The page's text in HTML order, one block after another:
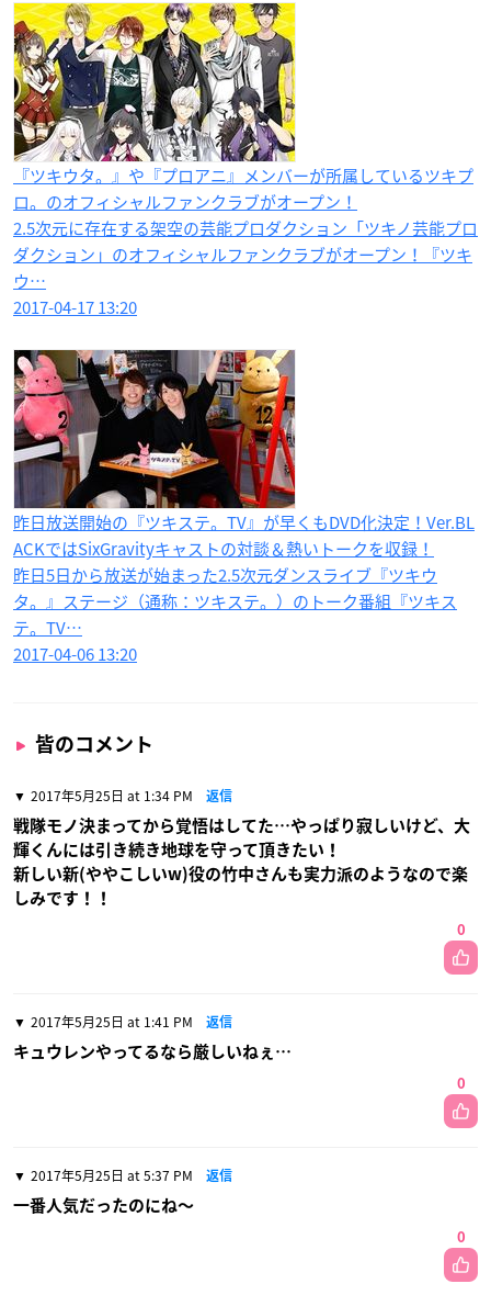
『ツキウタ。』や『プロアニ』メンバーが所属しているツキプ
ロ。のオフィシャルファンクラブがオープン！
2.5次元に存在する架空の芸能プロダクション「ツキノ芸能プロ
ダクション」のオフィシャルファンクラブがオープン！『ツキ
ウ…
2017-04-17 13:20
昨日放送開始の『ツキステ。TV』が早くもDVD化決定！Ver.BL
ACKではSixGravityキャストの対談＆熱いトークを収録！
昨日5日から放送が始まった2.5次元ダンスライブ『ツキウ
タ。』ステージ（通称：ツキステ。）のトーク番組『ツキス
テ。TV…
2017-04-06 13:20
皆のコメント
2017年5月25日 at 1:34 PM 返信
戦隊モノ決まってから覚悟はしてた…やっぱり寂しいけど、大
輝くんには引き続き地球を守って頂きたい！
新しい新(ややこしいw)役の竹中さんも実力派のようなので楽
しみです！！
0
2017年5月25日 at 1:41 PM 返信
キュウレンやってるなら厳しいねぇ…
0
2017年5月25日 at 5:37 PM 返信
一番人気だったのにね〜
0